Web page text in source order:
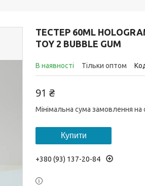
ТЕСТЕР 60ML
TOY 2 BUBBLE GUM
В наявності Тільки оптом
91 ₴
Мінімальна сума замовлення на
Купити
+380 (93) 137-20-84